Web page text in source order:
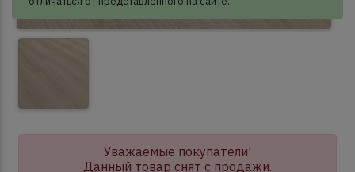
Уважаемые покупатели!
Данный товар снят с продажи.